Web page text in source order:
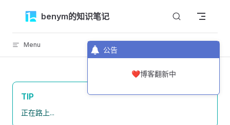
公告
❤️博客翻新中
Skip to contentbenym的知识笔记
Menu 返回顶部
TIP
正在路上...